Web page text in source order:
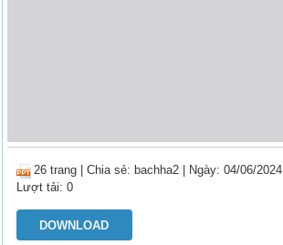
26 trang |Chia sẻ: bachha2 | Ngày: 04/06/2024
Lượt tải: 0
DOWNLOAD